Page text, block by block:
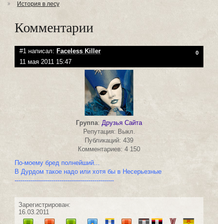
История в лесу
Комментарии
#1 написал: Faceless Killer 0
11 мая 2011 15:47
Группа: Друзья Сайта
Репутация: Выкл.
Публикаций: 439
Комментариев: 4 150
По-моему бред полнейший...
В Дурдом такое надо или хотя бы в Несерьезные
---------------------------------------------------
Зарегистрирован:
16.03.2011